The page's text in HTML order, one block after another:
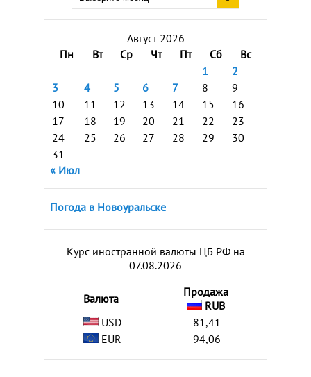
Август 2026
Пн
Вт Ср Чт Пт Сб
Вс
1
2
3
4 5 6 7 8
9
10
11 12 13 14 15
16
17
18 19 20 21 22
23
24
25 26 27 28 29
30
31
« Июл
Погода в Новоуральске
Курс иностранной валюты ЦБ РФ на
07.08.2026
Валюта
Продажа
RUB
USD
81,41
EUR
94,06